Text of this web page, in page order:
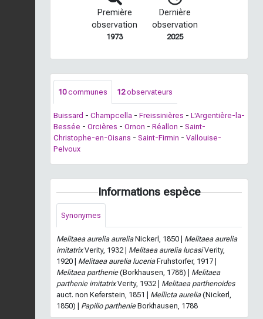
Première
observation
1973
Dernière
observation
2025
10communes 12observateurs
Buissard - Champcella - Freissinières - L'Argentière-la-
Bessée - Orcières - Ornon - Réallon - Saint-
Christophe-en-Oisans - Saint-Firmin - Vallouise-
Pelvoux
Informations espèce
Synonymes
Melitaea aurelia aureliaNickerl, 1850 | Melitaea aurelia
imitatrixVerity, 1932 | Melitaea aurelia lucasiVerity,
1920 | Melitaea aurelia luceriaFruhstorfer, 1917 |
Melitaea parthenie(Borkhausen, 1788) | Melitaea
parthenie imitatrixVerity, 1932 | Melitaea parthenoides
auct. non Keferstein, 1851 | Mellicta aurelia(Nickerl,
1850) | Papilio parthenieBorkhausen, 1788